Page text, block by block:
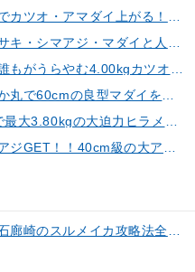
【釣果速報】神奈川県五エム丸でカツオ・アマダイ上がる！イトヨリ・カサゴ・鬼カサゴなどゲストも多種多様！充実の釣行をお約束します！
【釣果速報】千葉県春栄丸でイサキ・シマアジ・マダイと人気魚種続々ゲット！いろいろな魚との出会いを楽しみたい人は即予約を！
【釣果速報】神奈川県大松丸で誰もがうらやむ4.00kgカツオをキャッチ！あなたも乗船して青物三昧しませんか？
【釣果速報】茨城県第二つれたか丸で60cmの良型マダイをキャッチ！アジのアタリも好調！人気者を一気にゲットできるリレー船が今、大人気！
【釣果速報】千葉県第1二三丸で最大3.80kgの大迫力ヒラメ獲れる！憧れの巨大根魚に出会う船の旅に出ませんか？
【釣果速報】神奈川県愛正丸でアジGET！！40cm級の大アジもお目見え！？ぜひスカッと釣りに来てください！
【今、一番熱いイカスポット】石廊崎のスルメイカ攻略法全解説！（とび島丸／西伊豆 土肥恋人岬）